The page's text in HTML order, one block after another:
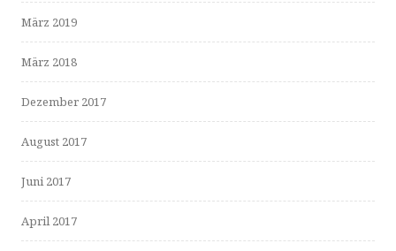
März 2019
März 2018
Dezember 2017
August 2017
Juni 2017
April 2017